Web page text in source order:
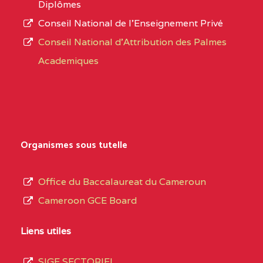
EXTREME-
NORD
0EI1TEFD100495110
NORD
KOUSSERI
L’offre
d’éducation
de
du
Diplômes
Conseil National de l’Enseignement Privé
Conseil National d'Attribution des Palmes
Academiques
Organismes sous tutelle
Office du Baccalaureat du Cameroun
Cameroon GCE Board
Liens utiles